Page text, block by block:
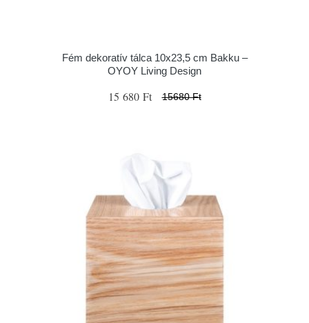
Fém dekoratív tálca 10x23,5 cm Bakku –
OYOY Living Design
15 680 Ft 15680 Ft